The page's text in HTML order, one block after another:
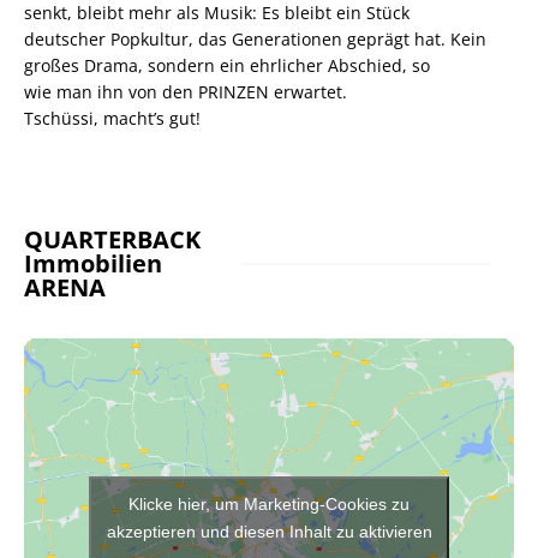
senkt, bleibt mehr als Musik: Es bleibt ein Stück
deutscher Popkultur, das Generationen geprägt hat. Kein
großes Drama, sondern ein ehrlicher Abschied, so
wie man ihn von den PRINZEN erwartet.
Tschüssi, macht’s gut!
QUARTERBACK
Immobilien
ARENA
Klicke hier, um Marketing-Cookies zu
akzeptieren und diesen Inhalt zu aktivieren